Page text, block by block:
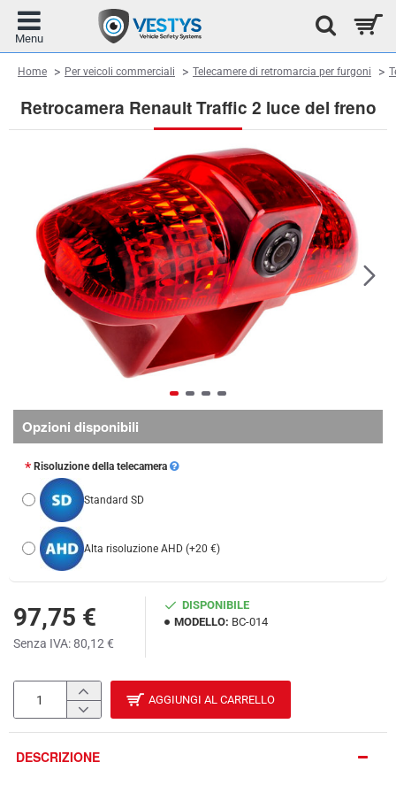
Retrocamera Renault Traffic 2 luce del freno
HomehomePer veicoli commerciali Telecamere di retromarcia per furgoni
97,75 €
Senza IVA: 80,12 €
DISPONIBILE
MODELLO: BC-014
Opzioni disponibili
Risoluzione della telecamera
Standard SD
Alta risoluzione AHD (+20 €)
AGGIUNGI AL CARRELLO
DESCRIZIONE